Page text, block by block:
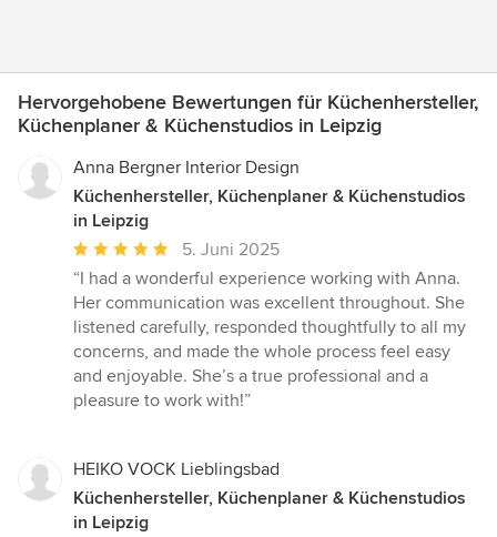
Hervorgehobene Bewertungen für Küchenhersteller,
Küchenplaner & Küchenstudios in Leipzig
Anna Bergner Interior Design
Küchenhersteller, Küchenplaner & Küchenstudios
in Leipzig
Durchschnittliche
Bewertung:
5
von
5
Sternen
5. Juni 2025
“I had a wonderful experience working with Anna.
Her communication was excellent throughout. She
listened carefully, responded thoughtfully to all my
concerns, and made the whole process feel easy
and enjoyable. She’s a true professional and a
pleasure to work with!”
HEIKO VOCK Lieblingsbad
Küchenhersteller, Küchenplaner & Küchenstudios
in Leipzig